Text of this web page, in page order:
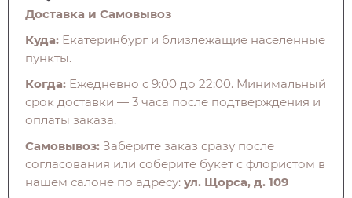
Доставка и Самовывоз
Куда: Екатеринбург и близлежащие населенные
пункты.
Когда: Ежедневно с 9:00 до 22:00. Минимальный
срок доставки — 3 часа после подтверждения и
оплаты заказа.
Самовывоз: Заберите заказ сразу после
согласования или соберите букет с флористом в
нашем салоне по адресу: ул. Щорса, д. 109